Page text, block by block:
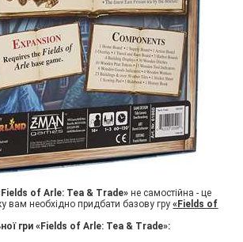
of Arle: Tea & Trade» не самостійна - це
вам необхідно придбати базову гру«Fields of
гри «Fields of Arle: Tea & Trade»: